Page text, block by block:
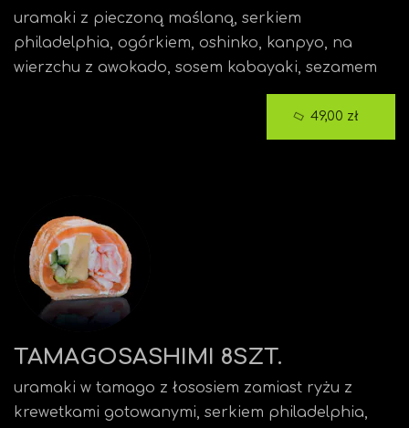
uramaki z pieczoną maślaną, serkiem
philadelphia, ogórkiem, oshinko, kanpyo, na
wierzchu z awokado, sosem kabayaki, sezamem
TAMAGOSASHIMI 8SZT.
uramaki w tamago z łososiem zamiast ryżu z
krewetkami gotowanymi, serkiem philadelphia,